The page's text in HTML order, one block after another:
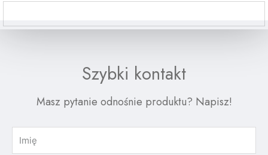
Szybki kontakt
Masz pytanie odnośnie produktu? Napisz!